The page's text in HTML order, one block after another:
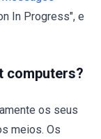
In Progress", e
computers?
os seus
meios. Os